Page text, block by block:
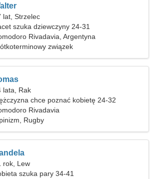
lat, Strzelec
szuka dziewczyny 24-31
Rivadavia, Argentyna
związek
lata, Rak
chce poznać kobietę 24-32
Rivadavia
Rugby
rok, Lew
szuka pary 34-41